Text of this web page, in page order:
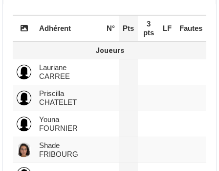
Adhérent N° Pts
3
pts
LF Fautes
Joueurs
Lauriane
CARREE
Priscilla
CHATELET
Youna
FOURNIER
Shade
FRIBOURG